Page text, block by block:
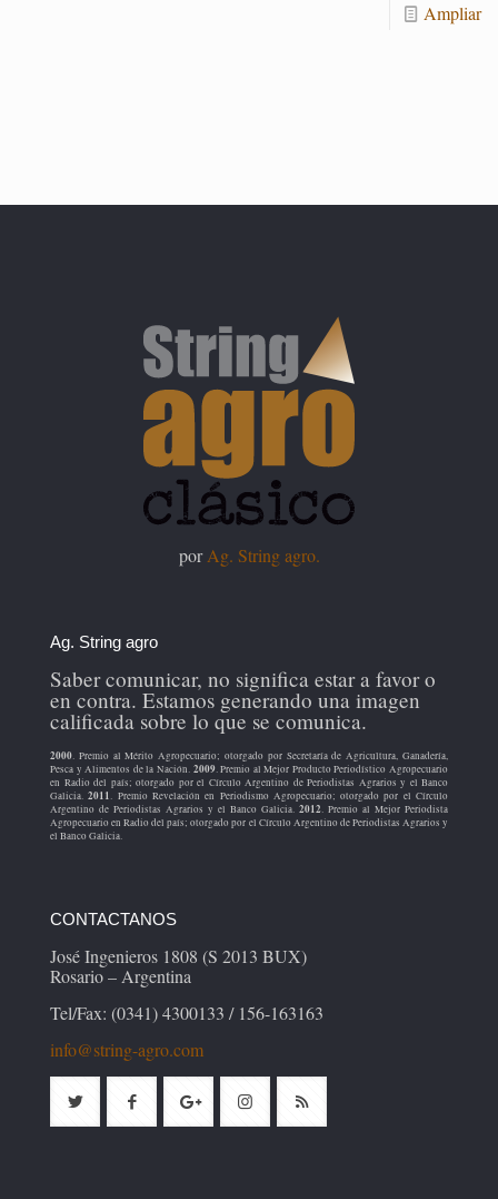
Am­pliar
porAg. String agro.
Ag. String agro
Saber comunicar, no significa estar a favor o
en contra. Estamos generando una imagen
calificada sobre lo que se comunica.
2000. Premio al Mérito Agropecuario; otorgado por Secretaría de Agricultura, Ganadería,
Pesca y Alimentos de la Nación. 2009. Premio al Mejor Producto Periodístico Agropecuario
en Radio del país; otorgado por el Círculo Argentino de Periodistas Agrarios y el Banco
Galicia.2011. Premio Revelación en Periodismo Agropecuario; otorgado por el Círculo
Argentino de Periodistas Agrarios y el Banco Galicia. 2012. Premio al Mejor Periodista
Agropecuario en Radio del país; otorgado por el Círculo Argentino de Periodistas Agrarios y
el Banco Galicia.
CONTACTANOS
José Ingenieros 1808 (S 2013 BUX)
Rosario – Argentina
Tel/Fax: (0341) 4300133 / 156-163163
info@string-agro.com